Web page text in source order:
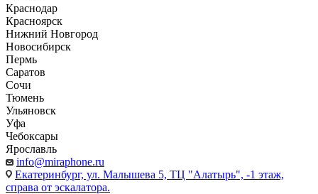
Краснодар
Красноярск
Нижний Новгород
Новосибирск
Пермь
Саратов
Сочи
Тюмень
Ульяновск
Уфа
Чебоксары
Ярославль
info@miraphone.ru
Екатеринбург, ул. Малышева 5, ТЦ "Алатырь", -1 этаж,
справа от эскалатора.